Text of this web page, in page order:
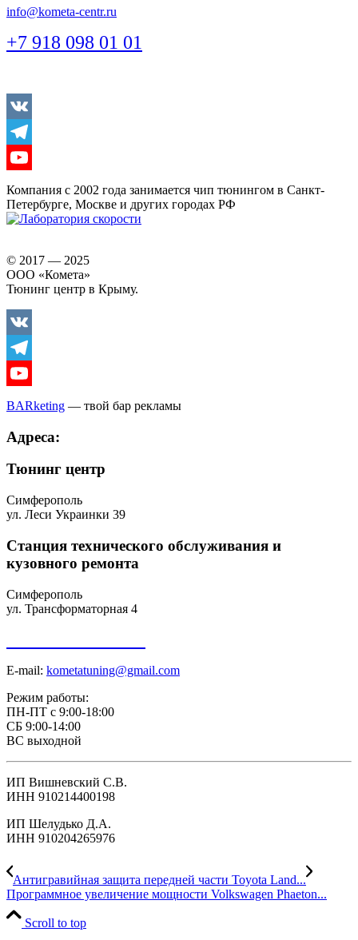
info@kometa-centr.ru
+7 918 098 01 01
Vkontakte
Telegram
Youtube
Компания с 2002 года занимается чип тюнингом в Санкт-
Петербурге, Москве и других городах РФ
© 2017 — 2025
ООО «Комета»
Тюнинг центр в Крыму.
Vkontakte
Telegram
Youtube
BARketing — твой бар рекламы
Адреса:
Тюнинг центр
Симферополь
ул. Леси Украинки 39
Станция технического обслуживания и
кузовного ремонта
Симферополь
ул. Трансформаторная 4
E-mail: kometatuning@gmail.com
Режим работы:
ПН-ПТ с 9:00-18:00
СБ 9:00-14:00
ВС выходной
ИП Вишневский С.В.
ИНН 910214400198
ИП Шелудько Д.А.
ИНН 910204265976
Антигравийная защита передней части Toyota Land...
Программное увеличение мощности Volkswagen Phaeton...
Scroll to top